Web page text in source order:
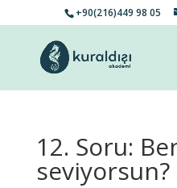
+90(216)449 98 05
12. Soru:
seviyorsun?